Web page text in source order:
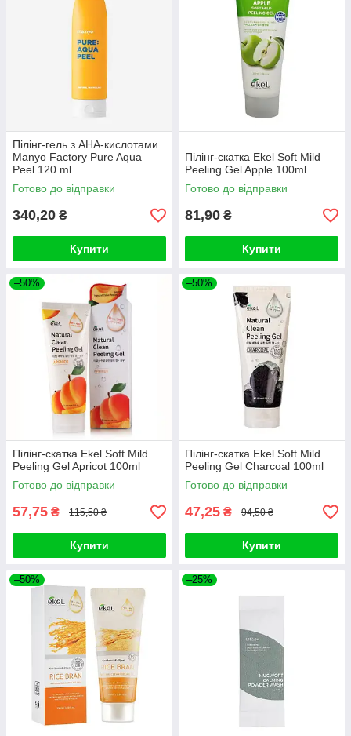
Пілінг-гель з АНА-кислотами
Manyo Factory Pure Aqua
Peel 120 ml
Готово до відправки
340,20 ₴
Купити
Пілінг-скатка Ekel Soft Mild
Peeling Gel Apple 100ml
Готово до відправки
81,90 ₴
Купити
–50%
Пілінг-скатка Ekel Soft Mild
Peeling Gel Apricot 100ml
Готово до відправки
57,75 ₴ 115,50 ₴
Купити
–50%
Пілінг-скатка Ekel Soft Mild
Peeling Gel Charcoal 100ml
Готово до відправки
47,25 ₴ 94,50 ₴
Купити
–50% –25%